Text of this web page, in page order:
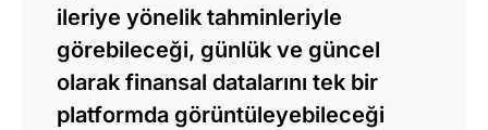
ileriye yönelik tahminleriyle
görebileceği, günlük ve güncel
olarak finansal datalarını tek bir
platformda görüntüleyebileceği